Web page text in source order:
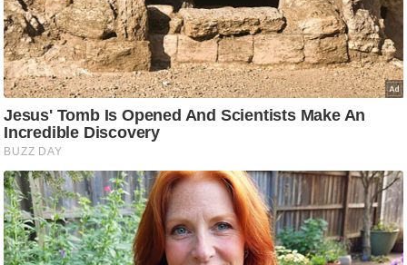
मा
/
ध
र्म
ल
व्र
त
त्यो
हा
र